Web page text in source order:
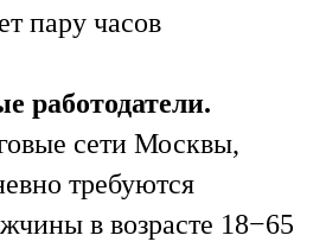
пару часов
работодатели.
сети Москвы,
требуются
в возрасте 18−65